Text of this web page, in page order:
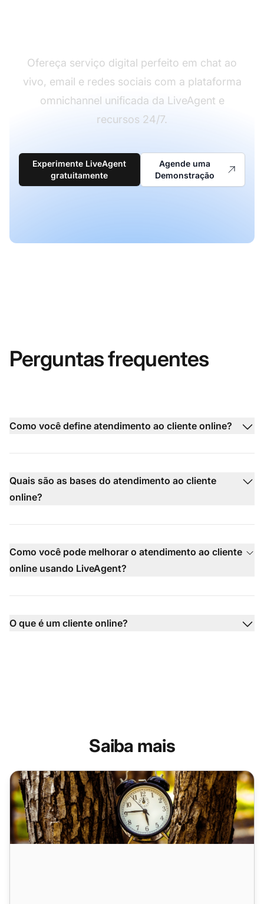
Ofereça serviço digital perfeito em chat ao
vivo, email e redes sociais com a plataforma
omnichannel unificada da LiveAgent e
recursos 24/7.
Experimente LiveAgent
gratuitamente
Agende uma
Demonstração
Perguntas frequentes
Como você define atendimento ao cliente online?
Quais são as bases do atendimento ao cliente
online?
Como você pode melhorar o atendimento ao cliente
online usando LiveAgent?
O que é um cliente online?
Saiba mais
Como Fornecer o Melhor Suporte ao Cliente em Tempo